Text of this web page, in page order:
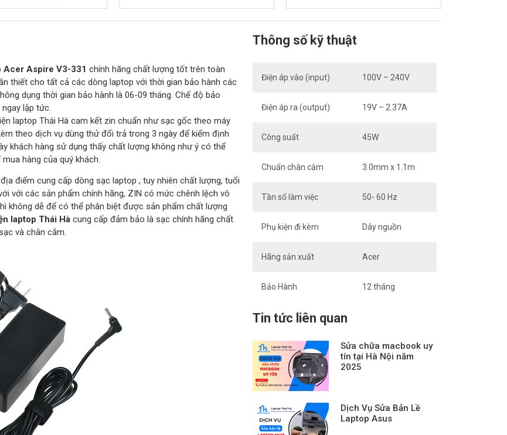
Acer Aspire V3-331 chính hãng chất lượng tốt trên toàn
thiết cho tất cả các dòng laptop với thời gian bảo hành các
dụng thời gian bảo hành là 06-09 tháng. Chế độ bảo
lập tức.
laptop Thái Hà cam kết zin chuẩn như sạc gốc theo máy
theo dịch vụ dùng thử đổi trả trong 3 ngày để kiểm định
khách hàng sử dụng thấy chất lượng không như ý có thể
hàng của quý khách.
điểm cung cấp dòng sạc laptop , tuy nhiên chất lượng, tuổi
với các sản phẩm chính hãng, ZIN có mức chênh lệch vô
không dễ để có thể phân biệt được sản phẩm chất lượng
laptop Thái Hà cung cấp đảm bảo là sạc chính hãng chất
và chân cắm.
Thông số kỹ thuật
Điện áp vào (input) 100V – 240V
Điện áp ra (output) 19V – 2.37A
Công suất 45W
Chuẩn chân cắm 3.0mm x 1.1m
Tần số làm việc 50- 60 Hz
Phụ kiện đi kèm Dây nguồn
Hãng sản xuất Acer
Bảo Hành 12 tháng
Tin tức liên quan
Sửa chữa macbook uy
tín tại Hà Nội năm
2025
Dịch Vụ Sửa Bản Lề
Laptop Asus